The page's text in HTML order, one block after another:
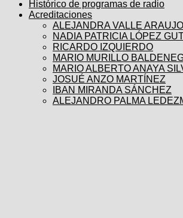
Histórico de programas de radio
Acreditaciones
ALEJANDRA VALLE ARAUJO
NADIA PATRICIA LÓPEZ
RICARDO IZQUIERDO
MARIO MURILLO
MARIO ALBERTO ANAYA
JOSUÉ ANZO MARTÍNEZ
IBAN MIRANDA SÁNCHEZ
ALEJANDRO PALMA